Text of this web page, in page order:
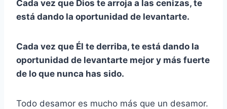
Cada vez que Dios te arroja a las cenizas, te
está dando la oportunidad de levantarte.
Cada vez que Él te derriba, te está dando la
oportunidad de levantarte mejor y más fuerte
de lo que nunca has sido.
Todo desamor es mucho más que un desamor.